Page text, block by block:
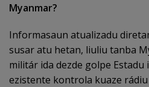
Myanmar?
Informasaun atualizadu
susar atu hetan, liuliu tanba
militár ida dezde golpe Estadu
ezistente kontrola kuaze